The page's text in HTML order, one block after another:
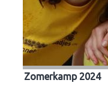
Zomerkamp 2024